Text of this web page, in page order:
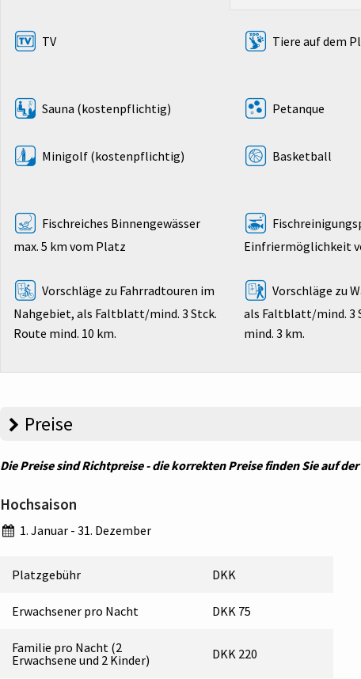
TV Tiere auf dem
Sauna (kostenpflichtig) Petanque
Minigolf (kostenpflichtig) Basketball
Fischreiches Binnengewässer
max. 5 km vom Platz
Einfriermöglichkeit
Vorschläge zu Fahrradtouren im
Nahgebiet, als Faltblatt/mind. 3 Stck.
Route mind. 10 km.
Vorschläge zu
als Faltblatt/mind. 3
mind. 3 km.
Preise
Die Preise sind Richtpreise - die korrekten Preise finden Sie auf
Hochsaison
1. Januar - 31. Dezember
Platzgebühr DKK
Erwachsener pro Nacht DKK 75
Familie pro Nacht (2
Erwachsene und 2 Kinder)
DKK 220